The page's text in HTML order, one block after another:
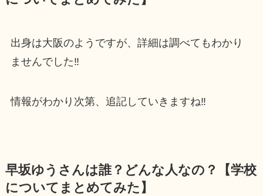
出身は大阪のようですが、詳細は調べてもわかり
ませんでした‼
情報がわかり次第、追記していきますね‼
早坂ゆうさんは誰？どんな人なの？【学校
についてまとめてみた】